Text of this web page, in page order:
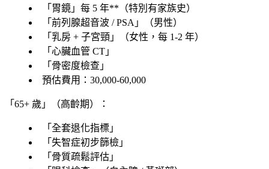
「胃鏡」每 5 年**（特別有家族史）
「 前列腺超音波 / PSA 」（男性）
「 乳房 + 子宮頸 」（女性，每 1-2 年）
「 心臟血管 CT 」
「 骨密度檢查 」
預估費用 ：30,000-60,000
「65+ 歲」（高齡期）：
「 全套退化指標 」
「 失智症初步篩檢 」
「 骨質疏鬆評估 」